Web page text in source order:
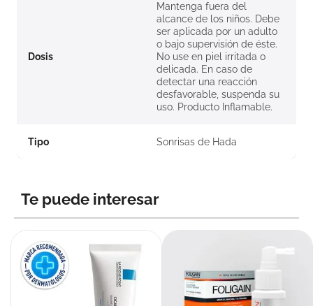
Dosis
Mantenga fuera del
alcance de los niños. Debe
ser aplicada por un adulto
o bajo supervisión de éste.
No use en piel irritada o
delicada. En caso de
detectar una reacción
desfavorable, suspenda su
uso. Producto Inflamable.
Tipo Sonrisas de Hada
Te puede interesar